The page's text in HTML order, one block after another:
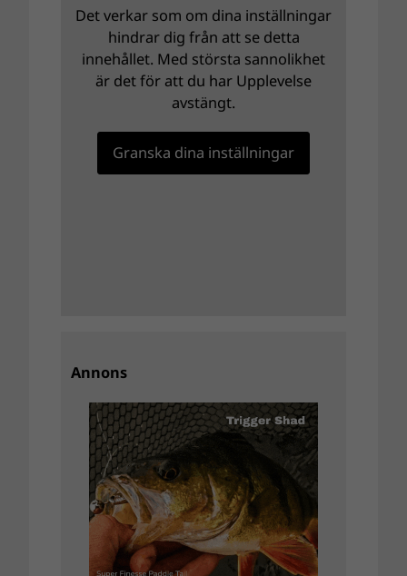
Det verkar som om dina inställningar
hindrar dig från att se detta
innehållet. Med största sannolikhet
är det för att du har Upplevelse
avstängt.
Granska dina inställningar
Annons